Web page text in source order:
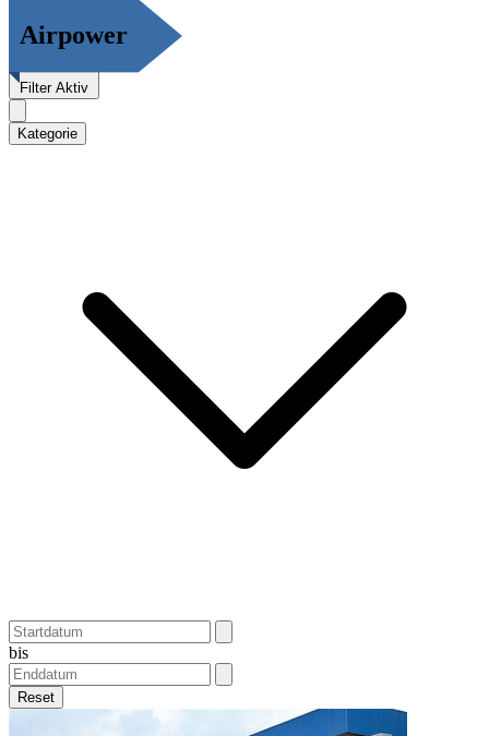
Airpower
Filter Aktiv
Kategorie
bis
Reset